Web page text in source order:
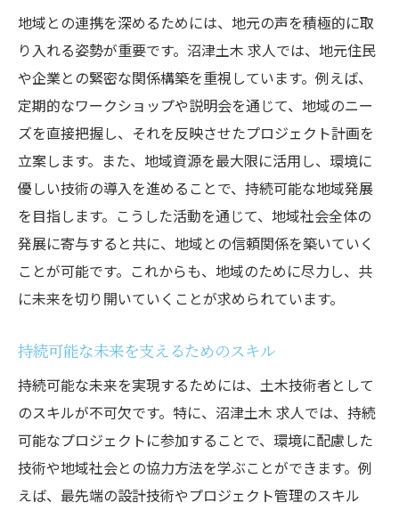
地域との連携を深めるためには、地元の声を積極的に取
り入れる姿勢が重要です。沼津土木 求人では、地元住民
や企業との緊密な関係構築を重視しています。例えば、
定期的なワークショップや説明会を通じて、地域のニー
ズを直接把握し、それを反映させたプロジェクト計画を
立案します。また、地域資源を最大限に活用し、環境に
優しい技術の導入を進めることで、持続可能な地域発展
を目指します。こうした活動を通じて、地域社会全体の
発展に寄与すると共に、地域との信頼関係を築いていく
ことが可能です。これからも、地域のために尽力し、共
に未来を切り開いていくことが求められています。
持続可能な未来を支えるためのスキル
持続可能な未来を実現するためには、土木技術者として
のスキルが不可欠です。特に、沼津土木 求人では、持続
可能なプロジェクトに参加することで、環境に配慮した
技術や地域社会との協力方法を学ぶことができます。例
えば、最先端の設計技術やプロジェクト管理のスキル